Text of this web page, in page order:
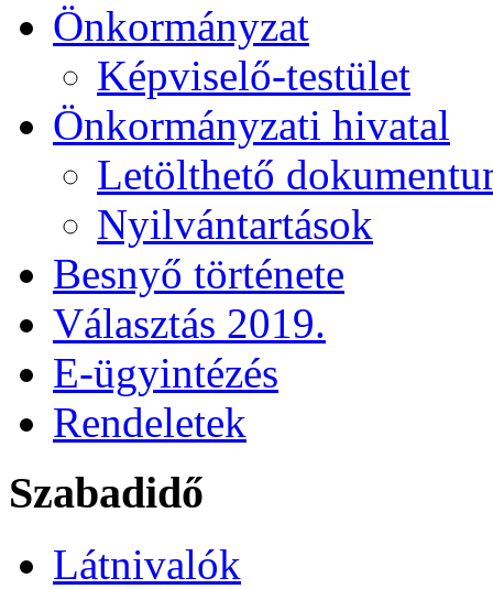
Önkormányzat
Képviselő-testület
Önkormányzati hivatal
Letölthető
Nyilvántartások
Besnyő története
Választás 2019.
E-ügyintézés
Rendeletek
Szabadidő
Látnivalók